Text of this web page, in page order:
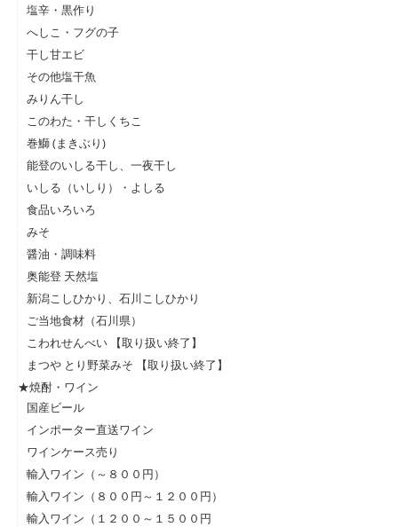
塩辛・黒作り
へしこ・フグの子
干し甘エビ
その他塩干魚
みりん干し
このわた・干しくちこ
巻鰤 (まきぶり)
能登のいしる干し、一夜干し
いしる（いしり）・よしる
食品いろいろ
みそ
醤油・調味料
奥能登 天然塩
新潟こしひかり、石川こしひかり
ご当地食材（石川県）
こわれせんべい 【取り扱い終了】
まつや とり野菜みそ 【取り扱い終了】
★焼酎・ワイン
国産ビール
インポーター直送ワイン
ワインケース売り
輸入ワイン（～８００円）
輸入ワイン（８００円～１２００円）
輸入ワイン（１２００～１５００円